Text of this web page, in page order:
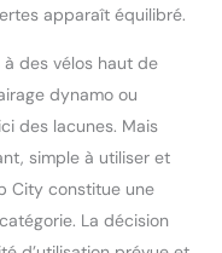
apparaît équilibré.
des vélos haut de
dynamo ou
des lacunes. Mais
simple à utiliser et
City constitue une
La décision